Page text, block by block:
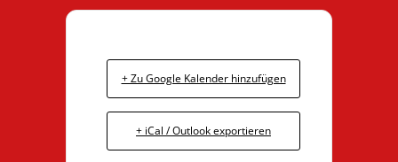
+ Zu Google Kalender hinzufügen
+ iCal / Outlook exportieren